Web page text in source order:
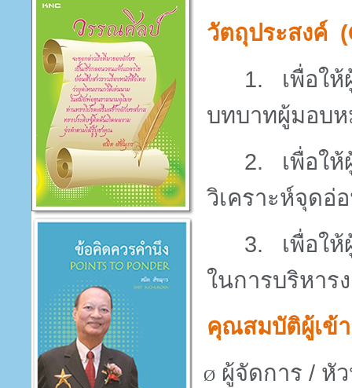
วัตถุประสงค์ (
1.
เพื่อใ
บทบาทผู้มอบ
2.
เพื่อใ
วิเคราะห์จุดอ่
3.
เพื่อใ
ในการบริหาร
คุณสมบัติผู้เข้
Ø ผู้จัดการ / หั